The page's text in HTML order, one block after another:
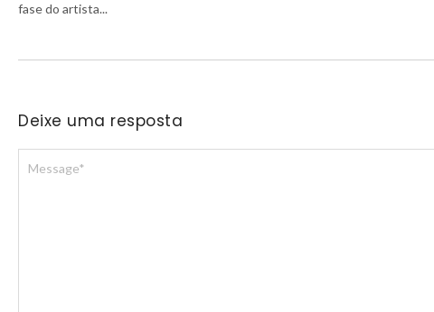
fase do artista...
Deixe uma resposta